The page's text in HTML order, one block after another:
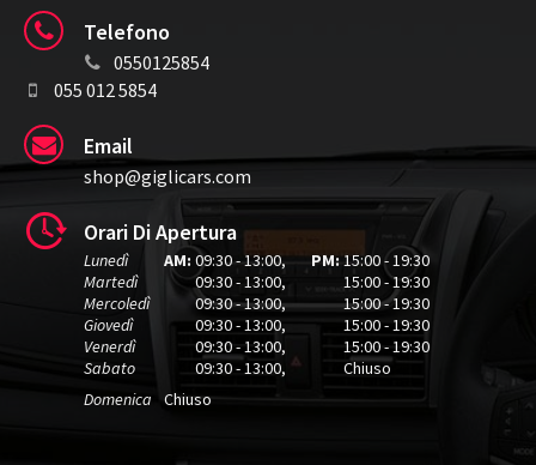
Telefono
0550125854
055 012 5854
Email
shop@giglicars.com
Orari Di Apertura
Lunedì AM: 09:30 - 13:00, PM:15:00 - 19:30
Martedì
09:30 - 13:00,
15:00 - 19:30
Mercoledì
09:30 - 13:00,
15:00 - 19:30
Giovedì
09:30 - 13:00,
15:00 - 19:30
Venerdì
09:30 - 13:00,
15:00 - 19:30
Sabato
09:30 - 13:00,
Chiuso
Domenica
Chiuso